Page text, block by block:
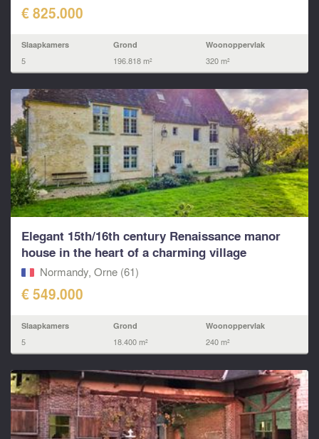
€ 825.000
Slaapkamers
5
Grond
196.818 m²
Woonoppervlak
320 m²
Elegant 15th/16th century Renaissance manor
house in the heart of a charming village
Normandy, Orne (61)
€ 549.000
Slaapkamers
5
Grond
18.400 m²
Woonoppervlak
240 m²